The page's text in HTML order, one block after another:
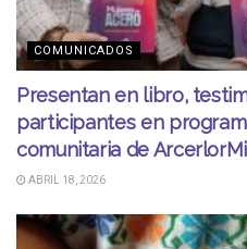
COMUNICADOS
Presentan en libro,
participantes en
comunitaria de
ABRIL 18, 2026